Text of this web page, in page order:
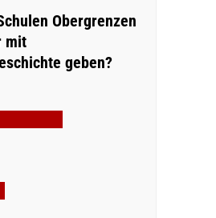
Obergrenzen
mit
geben?